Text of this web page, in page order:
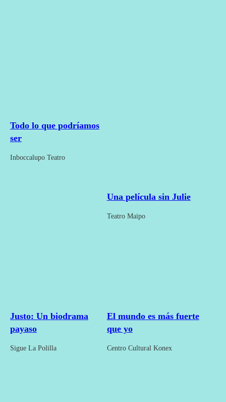
Todo lo que podríamos
ser
Inboccalupo Teatro
Una película sin Julie
Teatro Maipo
Justo: Un biodrama
payaso
Sigue La Polilla
El mundo es más fuerte
que yo
Centro Cultural Konex